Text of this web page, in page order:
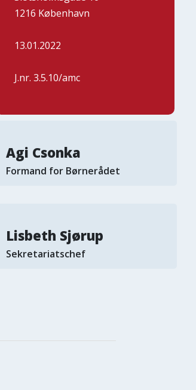
1216 København
13.01.2022
J.nr. 3.5.10/amc
Agi Csonka
Formand for Børnerådet
Lisbeth Sjørup
Sekretariatschef